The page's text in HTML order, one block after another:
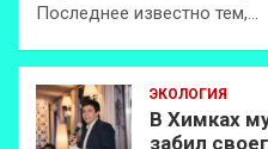
Последнее известно тем,…
ЭКОЛОГИЯ
В Химках
забил